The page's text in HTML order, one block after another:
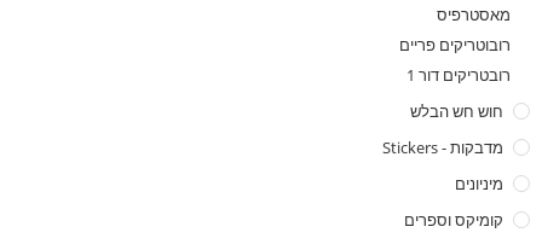
מאסטרפיס
רובוטריקים פריים
רובטריקים דור 1
חוש חש הבלש
מדבקות - Stickers
מיניונים
קומיקס וספרים